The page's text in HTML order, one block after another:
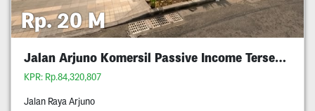
Rp. 20 M
Jalan Arjuno Komersil Passive Income Tersewa
KPR: Rp.84,320,807
Jalan Raya Arjuno